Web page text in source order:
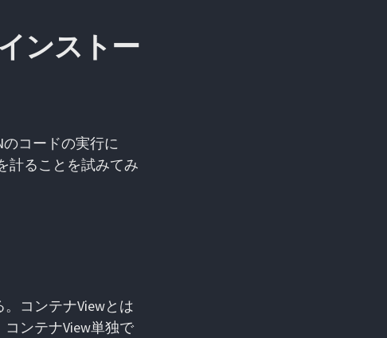
ンストー
コードの実行に
計ることを試みてみ
コンテナViewとは
コンテナView単独で